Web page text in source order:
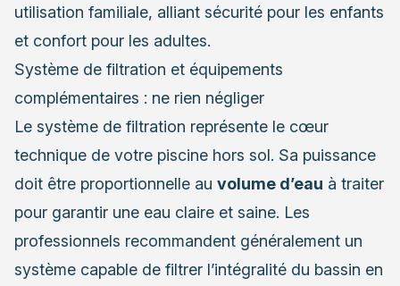
utilisation familiale, alliant sécurité pour les enfants
et confort pour les adultes.
Système de filtration et équipements
complémentaires : ne rien négliger
Le système de filtration représente le cœur
technique de votre piscine hors sol. Sa puissance
doit être proportionnelle au volume d’eau à traiter
pour garantir une eau claire et saine. Les
professionnels recommandent généralement un
système capable de filtrer l’intégralité du bassin en